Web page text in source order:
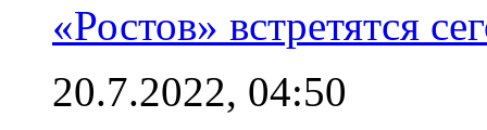
«Ростов» встретятся
20.7.2022, 04:50